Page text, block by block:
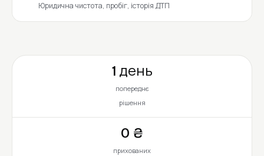
Юридична чистота, пробіг, історія ДТП
1 день
попереднє
рішення
0 ₴
прихованих